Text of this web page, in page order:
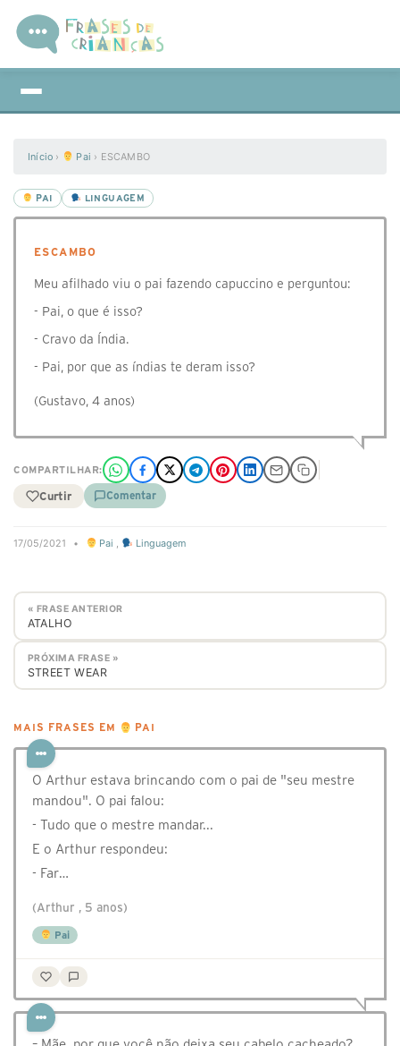
Início › Pai › ESCAMBO
PAI LINGUAGEM
ESCAMBO
Meu afilhado viu o pai fazendo capuccino e perguntou:
- Pai, o que é isso?
- Cravo da Índia.
- Pai, por que as índias te deram isso?
(Gustavo, 4 anos)
COMPARTILHAR:
Curtir Comentar
17/05/2021 • Pai , Linguagem
« FRASE ANTERIOR
ATALHO
PRÓXIMA FRASE »
STREET WEAR
MAIS FRASES EM PAI
O Arthur estava brincando com o pai de "seu mestre
mandou". O pai falou:
- Tudo que o mestre mandar...
E o Arthur respondeu:
- Far…
(Arthur , 5 anos)
Pai